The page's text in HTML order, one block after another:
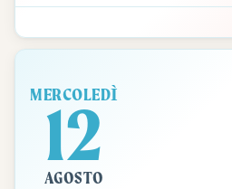
MERCOLEDÌ
12
AGOSTO